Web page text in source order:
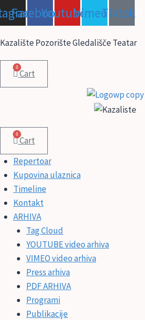
Skip
to FacebookYoutubeVimeoTiktok
Kazalište Pozorište Gledališče Teatar
0
Cart
0
Cart
Repertoar
Kupovina ulaznica
Timeline
Kontakt
ARHIVA
Tag Cloud
YOUTUBE video arhiva
VIMEO video arhiva
Press arhiva
PDF ARHIVA
Programi
Publikacije